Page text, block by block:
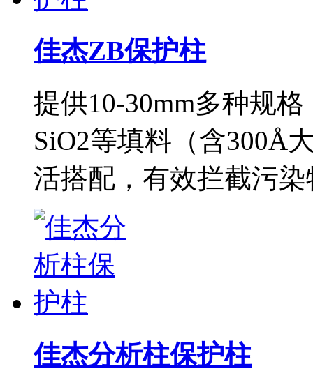
佳杰ZB保护柱
提供10-30mm多种规
SiO2等填料（含300Å
活搭配，有效拦截污
佳杰分析柱保护柱